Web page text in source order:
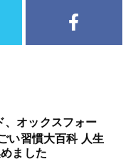
、オックスフォー
い習慣大百科 人生
ました